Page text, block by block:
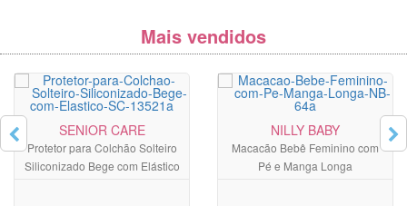
Mais vendidos
SENIOR CARE
Protetor para Colchão Solteiro
Siliconizado Bege com Elástico
NILLY BABY
Macacão Bebê Feminino com
Pé e Manga Longa